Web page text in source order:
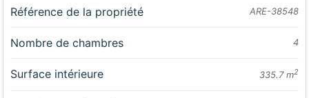
Référence de la propriété ARE-38548
Nombre de chambres 4
Surface intérieure 335.7 m2